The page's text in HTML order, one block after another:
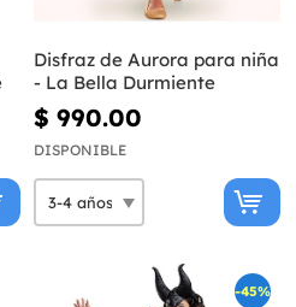
Disfraz de Aurora para niña
- La Bella Durmiente
$ 990.00
DISPONIBLE
-45%